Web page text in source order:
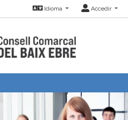
Idioma Accedir